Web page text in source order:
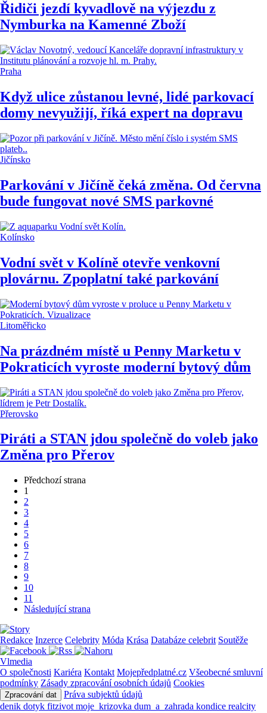
Řidiči jezdí kyvadlově na výjezdu z
Nymburka na Kamenné Zboží
Praha
Když ulice zůstanou levné, lidé parkovací
domy nevyužijí, říká expert na dopravu
Jičínsko
Parkování v Jičíně čeká změna. Od června
bude fungovat nové SMS parkovné
Kolínsko
Vodní svět v Kolíně otevře venkovní
plovárnu. Zpoplatní také parkování
Litoměřicko
Na prázdném místě u Penny Marketu v
Pokraticích vyroste moderní bytový dům
Přerovsko
Piráti a STAN jdou společně do voleb jako
Změna pro Přerov
Předchozí strana
1
2
3
4
5
6
7
8
9
10
11
Následující strana
Redakce Inzerce Celebrity Móda Krása Databáze celebrit Soutěže
Vlmedia
O společnosti Kariéra Kontakt Mojepředplatné.cz Všeobecné smluvní
podmínky Zásady zpracování osobních údajů Cookies
Zpracování dat
Práva subjektů údajů
denik dotyk fitzivot moje_krizovka dum_a_zahrada kondice realcity